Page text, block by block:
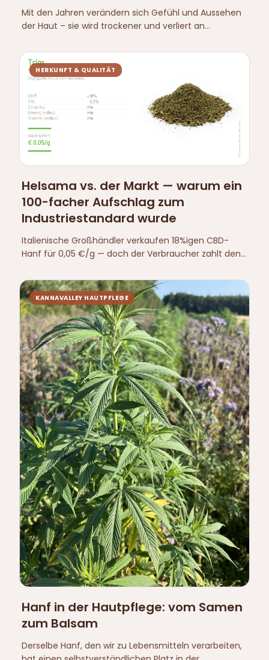
Mit den Jahren verändern sich Gefühl und Aussehen
der Haut – sie wird trockener und verliert an
eine einfache, pflegende Routine und welche
Inhaltsstoffe für reife Haut geeignet sind.
HERKUNFT & QUALITÄT
Helsama vs. der Markt — warum ein
100-facher Aufschlag zum
Industriestandard wurde
Italienische Großhändler verkaufen 18%igen CBD-
Hanf für 0,05 €/g — doch der Verbraucher zahlt den
Überproduktion in Südeuropa, warum CBD-Öl
dominiert, obwohl 80 % der Pflanze extrahiert wurden,
und warum Helsama bei diesem Aufschlag-Spiel
nicht mitspielt.
KANNAVALLEY HAUTPFLEGE
Hanf in der Hautpflege: vom Samen
zum Balsam
Derselbe Hanf, den wir zu Lebensmitteln verarbeiten,